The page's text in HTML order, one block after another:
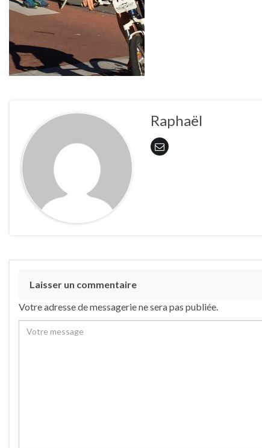
Raphaël
Laisser un commentaire
Votre adresse de messagerie ne sera pas publiée.